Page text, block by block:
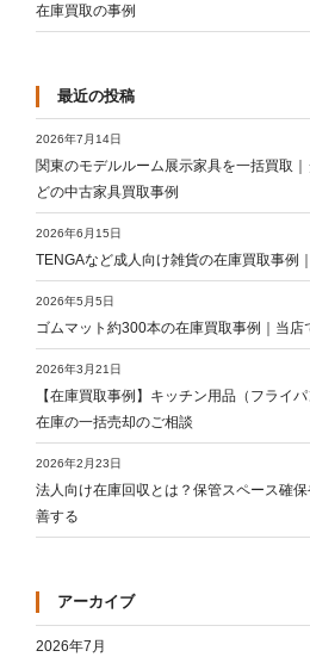
在庫買取の事例
最近の投稿
関東のモデルルーム展示家具を一括買取
どの中古家具買取事例
2026年7月14日
TENGAなど成人向け雑貨の在庫買取事例
2026年6月15日
ゴムマット約300本の在庫買取事例｜当店
2026年5月5日
【在庫買取事例】キッチン用品（フライ
在庫の一括売却のご相談
2026年3月21日
法人向け在庫回収とは？保管スペース確
善する
2026年2月23日
アーカイブ
2026年7月